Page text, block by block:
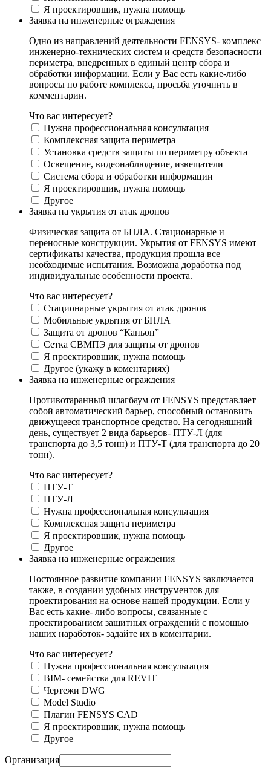
Я проектировщик, нужна помощь
Заявка на инженерные ограждения
Одно из направлений деятельности FENSYS- комплекс
инженерно-технических систем и средств безопасности
периметра, внедренных в единый центр сбора и
обработки информации. Если у Вас есть какие-либо
вопросы по работе комплекса, просьба уточнить в
комментарии.
Что вас интересует?
Нужна профессиональная консультация
Комплексная защита периметра
Установка средств защиты по периметру объекта
Освещение, видеонаблюдение, извещатели
Система сбора и обработки информации
Я проектировщик, нужна помощь
Другое
Заявка на укрытия от атак дронов
Физическая защита от БПЛА. Стационарные и
переносные конструкции. Укрытия от FENSYS имеют
сертификаты качества, продукция прошла все
необходимые испытания. Возможна доработка под
индивидуальные особенности проекта.
Что вас интересует?
Стационарные укрытия от атак дронов
Мобильные укрытия от БПЛА
Защита от дронов “Каньон”
Сетка СВМПЭ для защиты от дронов
Я проектировщик, нужна помощь
Другое (укажу в коментариях)
Заявка на инженерные ограждения
Противотаранный шлагбаум от FENSYS представляет
собой автоматический барьер, способный остановить
движущееся транспортное средство. На сегодняшний
день, существует 2 вида барьеров- ПТУ-Л (для
транспорта до 3,5 тонн) и ПТУ-Т (для транспорта до 20
тонн).
Что вас интересует?
ПТУ-Т
ПТУ-Л
Нужна профессиональная консультация
Комплексная защита периметра
Я проектировщик, нужна помощь
Другое
Заявка на инженерные ограждения
Постоянное развитие компании FENSYS заключается
также, в создании удобных инструментов для
проектирования на основе нашей продукции. Если у
Вас есть какие- либо вопросы, связанные с
проектированием защитных ограждений с помощью
наших наработок- задайте их в коментарии.
Что вас интересует?
Нужна профессиональная консультация
BIM- семейства для REVIT
Чертежи DWG
Моdel Studio
Плагин FENSYS CAD
Я проектировщик, нужна помощь
Другое
Организация